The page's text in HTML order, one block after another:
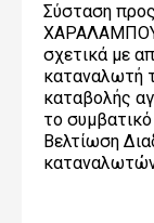
Σύσταση
ΧΑΡΑΛΑΜΠΟΥ
σχετικά με
καταναλωτή
καταβολής
το
Βελτίωση